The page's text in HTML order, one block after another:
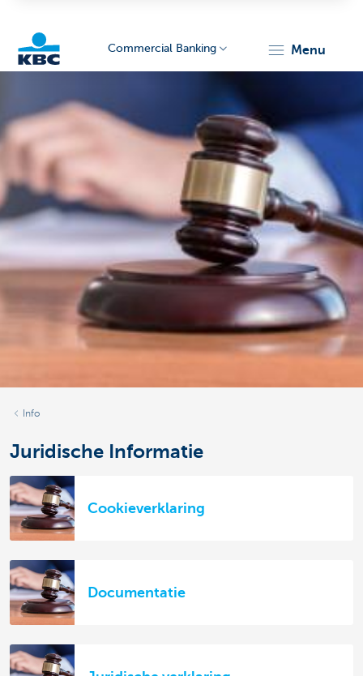
Commercial Banking menu
Info
Juridische Informatie
Cookieverklaring
Documentatie